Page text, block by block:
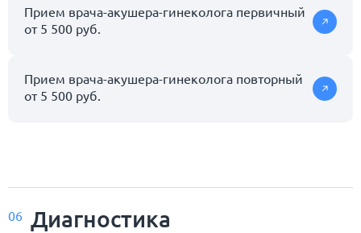
Прием врача-акушера-гинеколога первичный
от 5 500 руб.
Прием врача-акушера-гинеколога повторный
от 5 500 руб.
06 Диагностика